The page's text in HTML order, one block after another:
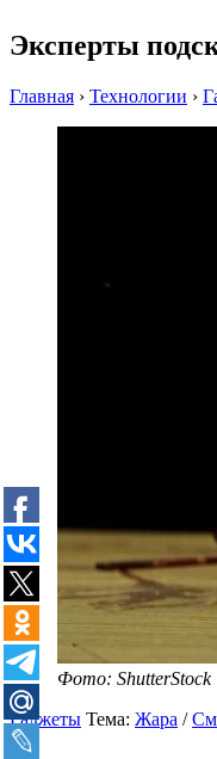
Эксперты
Главная › Технологии ›
Фото: ShutterStock
Гаджеты Тема: Жара /